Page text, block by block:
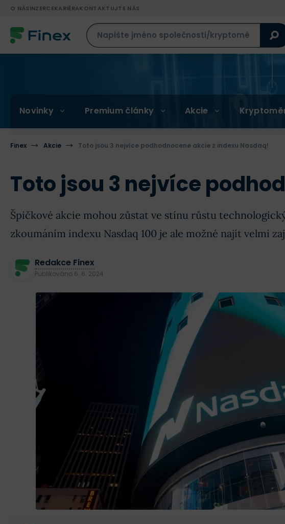
O NÁSINZERCEKARIÉRAKONTAKTUJTE NÁS
Novinky Premium články Akcie
Finex Akcie Toto jsou 3 nejvíce podhodnocene akcie z indexu Nasdaq!
Toto jsou 3 nejvíce
Špičkové akcie mohou zůstat ve stínu růstu
zkoumáním indexu Nasdaq 100 je ale možné najít velmi
Redakce Finex
Publikováno 6. 6. 2024